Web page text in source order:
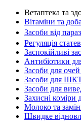
Ветаптека та
Вітаміни та
Засоби від
Регуляція
Заспокійливі
Антибіотики
Засоби для очей
Засоби для ШКТ
Засоби для
Захисні коміри
Молоко та
Швидке